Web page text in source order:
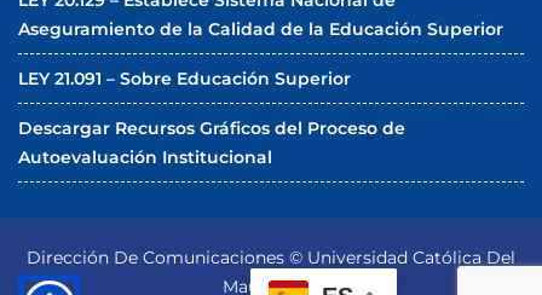
Aseguramiento de la Calidad de la Educación Superior
LEY 21.091 – Sobre Educación Superior
Descargar Recursos Gráficos del Proceso de
Autoevaluación Institucional
Dirección De Comunicaciones © Universidad Católica Del
Maule 2026